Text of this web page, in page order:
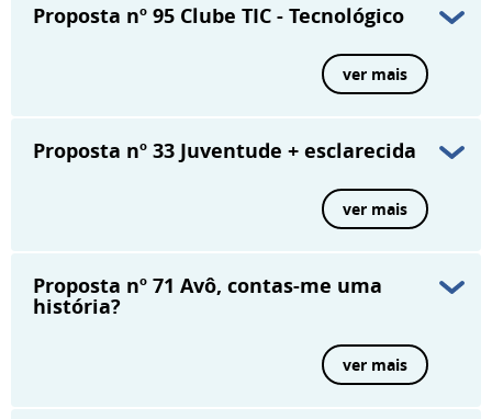
Proposta nº 95 Clube TIC - Tecnológico
ver mais
Proposta nº 33 Juventude + esclarecida
ver mais
Proposta nº 71 Avô, contas-me uma
história?
ver mais